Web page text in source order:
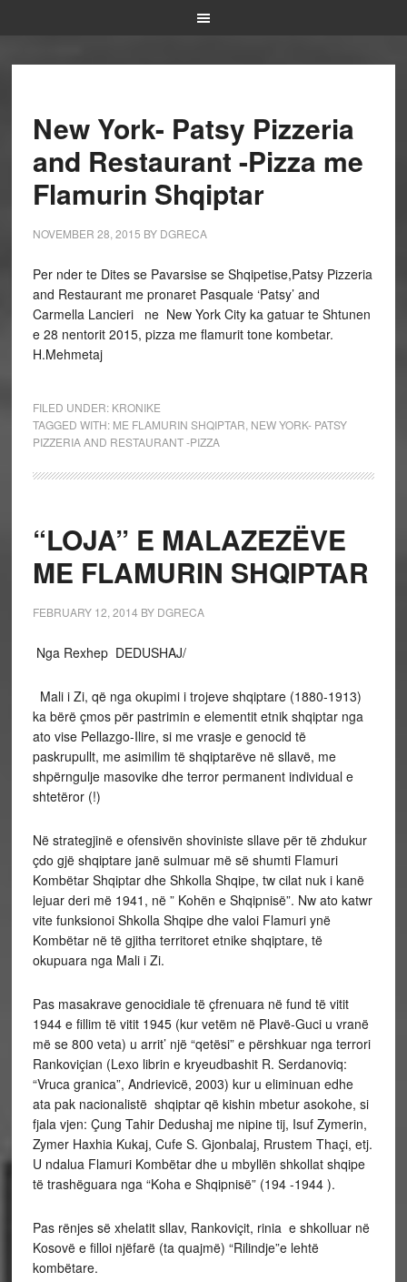
New York- Patsy Pizzeria
and Restaurant -Pizza me
Flamurin Shqiptar
NOVEMBER 28, 2015 BY DGRECA
Per nder te Dites se Pavarsise se Shqipetise,Patsy Pizzeria
and Restaurant me pronaret Pasquale ‘Patsy’ and
Carmella Lancieri ne New York City ka gatuar te Shtunen
e 28 nentorit 2015, pizza me flamurit tone kombetar.
H.Mehmetaj
FILED UNDER: KRONIKE
TAGGED WITH: ME FLAMURIN SHQIPTAR NEW YORK- PATSY
PIZZERIA AND RESTAURANT -PIZZA
“LOJA” E MALAZEZËVE
ME FLAMURIN SHQIPTAR
FEBRUARY 12, 2014 BY DGRECA
Nga Rexhep DEDUSHAJ/
Mali i Zi, që nga okupimi i trojeve shqiptare (1880-1913)
ka bërë çmos për pastrimin e elementit etnik shqiptar nga
ato vise Pellazgo-Ilire, si me vrasje e genocid të
paskrupullt, me asimilim të shqiptarëve në sllavë, me
shpërngulje masovike dhe terror permanent individual e
shtetëror (!)
Në strategjinë e ofensivën shoviniste sllave për të zhdukur
çdo gjë shqiptare janë sulmuar më së shumti Flamuri
Kombëtar Shqiptar dhe Shkolla Shqipe, tw cilat nuk i kanë
lejuar deri më 1941, në ” Kohën e Shqipnisë”. Nw ato katwr
vite funksionoi Shkolla Shqipe dhe valoi Flamuri ynë
Kombëtar në të gjitha territoret etnike shqiptare, të
okupuara nga Mali i Zi.
Pas masakrave genocidiale të çfrenuara në fund të vitit
1944 e fillim të vitit 1945 (kur vetëm në Plavë-Guci u vranë
më se 800 veta) u arrit’ një “qetësi” e përshkuar nga terrori
Rankoviçian (Lexo librin e kryeudbashit R. Serdanoviq:
“Vruca granica”, Andrievicë, 2003) kur u eliminuan edhe
ata pak nacionalistë shqiptar që kishin mbetur asokohe, si
fjala vjen: Çung Tahir Dedushaj me nipine tij, Isuf Zymerin,
Zymer Haxhia Kukaj, Cufe S. Gjonbalaj, Rrustem Thaçi, etj.
U ndalua Flamuri Kombëtar dhe u mbyllën shkollat shqipe
të trashëguara nga “Koha e Shqipnisë” (194 -1944 ).
Pas rënjes së xhelatit sllav, Rankoviçit, rinia e shkolluar në
Kosovë e filloi njëfarë (ta quajmë) “Rilindje”e lehtë
kombëtare.